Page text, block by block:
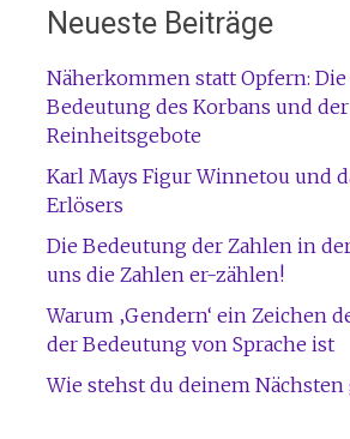
Neueste Beiträge
Näherkommen statt Opfern:
Bedeutung des Korbans und der
Reinheitsgebote
Karl Mays Figur Winnetou und
Erlösers
Die Bedeutung der Zahlen in
uns die Zahlen er-zählen!
Warum ‚Gendern‘ ein Zeichen
der Bedeutung von Sprache ist
Wie stehst du deinem Nächsten